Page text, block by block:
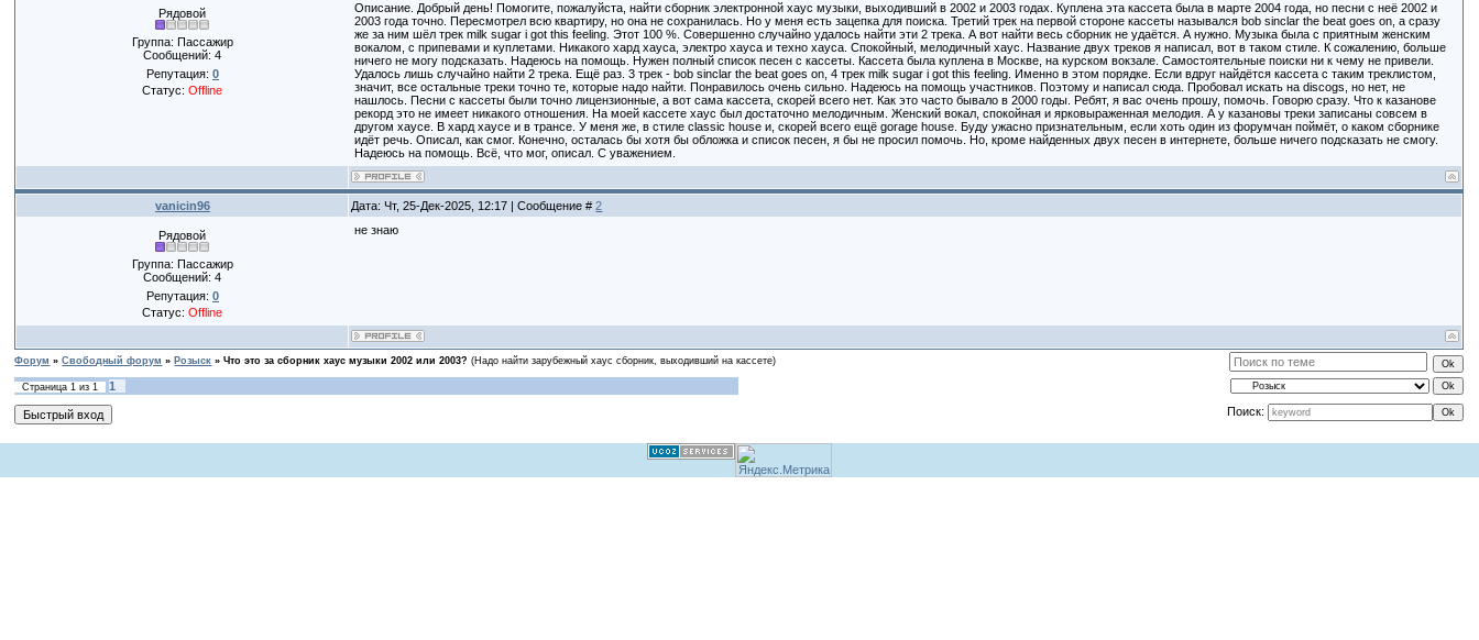
Рядовой
Группа: Пассажир
Сообщений:4
Репутация: 0
Статус:Offline
Описание. Добрый день! Помогите, пожалуйста, найти сборник электронной хаус музыки, выходивший в 2002 и 2003 годах. Куплена эта кассета была в марте 2004 года, но песни с неё 2002 и
2003 года точно. Пересмотрел всю квартиру, но она не сохранилась. Но у меня есть зацепка для поиска. Третий трек на первой стороне кассеты назывался bob sinclar the beat goes on, а сразу
же за ним шёл трек milk sugar i got this feeling. Этот 100 %. Совершенно случайно удалось найти эти 2 трека. А вот найти весь сборник не удаётся. А нужно. Музыка была с приятным женским
вокалом, с припевами и куплетами. Никакого хард хауса, электро хауса и техно хауса. Спокойный, мелодичный хаус. Название двух треков я написал, вот в таком стиле. К сожалению, больше
ничего не могу подсказать. Надеюсь на помощь. Нужен полный список песен с кассеты. Кассета была куплена в Москве, на курском вокзале. Самостоятельные поиски ни к чему не привели.
Удалось лишь случайно найти 2 трека. Ещё раз. 3 трек - bob sinclar the beat goes on, 4 трек milk sugar i got this feeling. Именно в этом порядке. Если вдруг найдётся кассета с таким треклистом,
значит, все остальные треки точно те, которые надо найти. Понравилось очень сильно. Надеюсь на помощь участников. Поэтому и написал сюда. Пробовал искать на discogs, но нет, не
нашлось. Песни с кассеты были точно лицензионные, а вот сама кассета, скорей всего нет. Как это часто бывало в 2000 годы. Ребят, я вас очень прошу, помочь. Говорю сразу. Что к казанове
рекорд это не имеет никакого отношения. На моей кассете хаус был достаточно мелодичным. Женский вокал, спокойная и ярковыраженная мелодия. А у казановы треки записаны совсем в
другом хаусе. В хард хаусе и в трансе. У меня же, в стиле classic house и, скорей всего ещё gorage house. Буду ужасно признательным, если хоть один из форумчан поймёт, о каком сборнике
идёт речь. Описал, как смог. Конечно, осталась бы хотя бы обложка и список песен, я бы не просил помочь. Но, кроме найденных двух песен в интернете, больше ничего подсказать не смогу.
Надеюсь на помощь. Всё, что мог, описал. С уважением.
vanicin96 Дата: Чт, 25-Дек-2025, 12:17 | Сообщение #2
Рядовой
Группа: Пассажир
Сообщений:4
Репутация: 0
Статус:Offline
не знаю
Форум » Свободный форум » Розыск » Что это за сборник хаус музыки 2002 или 2003? (Надо найти зарубежный хаус сборник, выходивший на кассете)
Страница1 из1
1
Поиск: